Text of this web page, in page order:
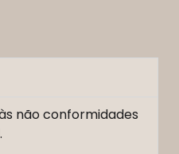
não conformidades